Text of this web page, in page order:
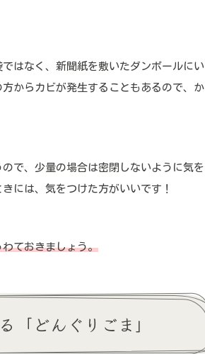
はなく、新聞紙を敷いたダンボールにい
からカビが発生することもあるので、か
で、少量の場合は密閉しないように気を
には、気をつけた方がいいです！
ておきましょう。
どんぐりごま」